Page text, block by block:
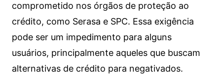
comprometido nos órgãos de proteção ao
crédito, como Serasa e SPC. Essa exigência
pode ser um impedimento para alguns
usuários, principalmente aqueles que buscam
alternativas de crédito para negativados.